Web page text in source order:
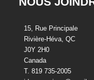
15, Rue Principale
Rivière-Héva, QC
J0Y 2H0
Canada
T. 819 735-2005